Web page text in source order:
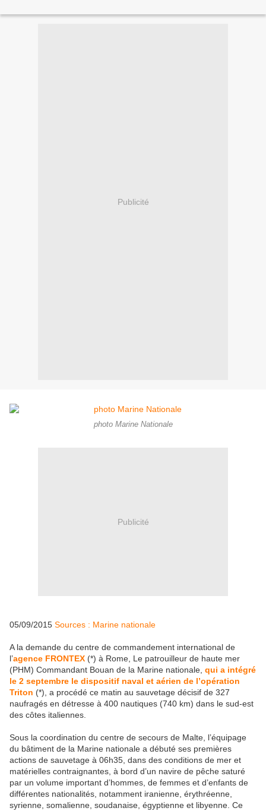
Publicité
photo Marine Nationale
Publicité
05/09/2015 Sources : Marine nationale
A la demande du centre de commandement international de
l’agence FRONTEX (*) à Rome, Le patrouilleur de haute mer
(PHM) Commandant Bouan de la Marine nationale, qui a intégré
le 2 septembre le dispositif naval et aérien de l’opération
Triton (*), a procédé ce matin au sauvetage décisif de 327
naufragés en détresse à 400 nautiques (740 km) dans le sud-est
des côtes italiennes.
Sous la coordination du centre de secours de Malte, l’équipage
du bâtiment de la Marine nationale a débuté ses premières
actions de sauvetage à 06h35, dans des conditions de mer et
matérielles contraignantes, à bord d’un navire de pêche saturé
par un volume important d’hommes, de femmes et d’enfants de
différentes nationalités, notamment iranienne, érythréenne,
syrienne, somalienne, soudanaise, égyptienne et libyenne. Ce